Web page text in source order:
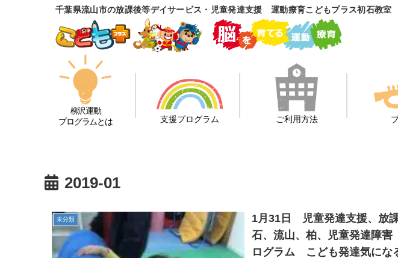
千葉県流山市の放課後等デイサービス・児童発達支援 運動療育こどもプラス初石教室
柳沢運動
プログラムとは
支援プログラム ご利用方法
2019-01
未分類
1月31日 児童発達支援、放
石、流山、柏、児童発達障
ログラム こども発達気に